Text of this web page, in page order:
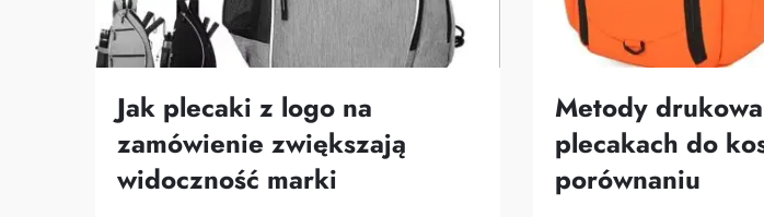
Jak plecaki z logo na
zamówienie zwiększają
widoczność marki
Metody
plecakach do
porównaniu